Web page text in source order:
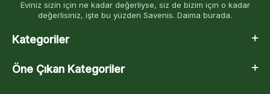
Eviniz sizin için ne kadar değerliyse, siz de bizim için o kadar
değerlisiniz, işte bu yüzden Savenis. Daima burada.
Kategoriler
Öne Çıkan Kategoriler